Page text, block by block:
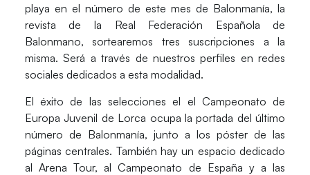
playa en el número de este mes de Balonmanía, la
revista de la Real Federación Española de
Balonmano, sortearemos tres suscripciones a la
misma. Será a través de nuestros perfiles en redes
sociales dedicados a esta modalidad.
El éxito de las selecciones el el Campeonato de
Europa Juvenil de Lorca ocupa la portada del último
número de Balonmanía, junto a los póster de las
páginas centrales. También hay un espacio dedicado
al Arena Tour, al Campeonato de España y a las